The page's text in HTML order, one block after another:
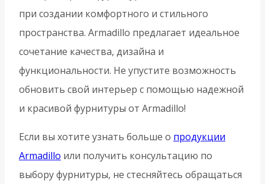
при создании комфортного и стильного
пространства. Armadillo предлагает идеальное
сочетание качества, дизайна и
функциональности. Не упустите возможность
обновить свой интерьер с помощью надежной
и красивой фурнитуры от Armadillo!
Если вы хотите узнать больше о продукции
Armadillo или получить консультацию по
выбору фурнитуры, не стесняйтесь обращаться